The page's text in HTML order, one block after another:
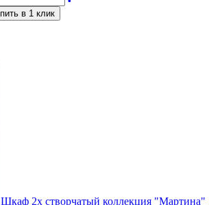
Шкаф 2х створчатый коллекция "Мартина"